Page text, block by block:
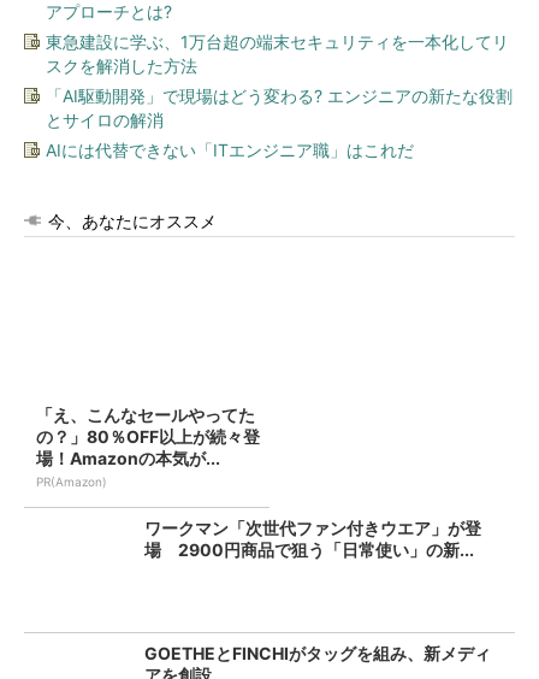
アプローチとは?
東急建設に学ぶ、1万台超の端末セキュリティを一本化してリ
スクを解消した方法
「AI駆動開発」で現場はどう変わる? エンジニアの新たな役割
とサイロの解消
AIには代替できない「ITエンジニア職」はこれだ
今、あなたにオススメ
「え、こんなセールやってた
の？」80％OFF以上が続々登
場！Amazonの本気が...
PR(Amazon)
ワークマン「次世代ファン付きウエア」が登
場 2900円商品で狙う「日常使い」の新...
GOETHEとFINCHIがタッグを組み、新メディ
アを創設